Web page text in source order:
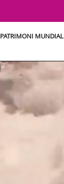
PATRIMONI MUNDIAL